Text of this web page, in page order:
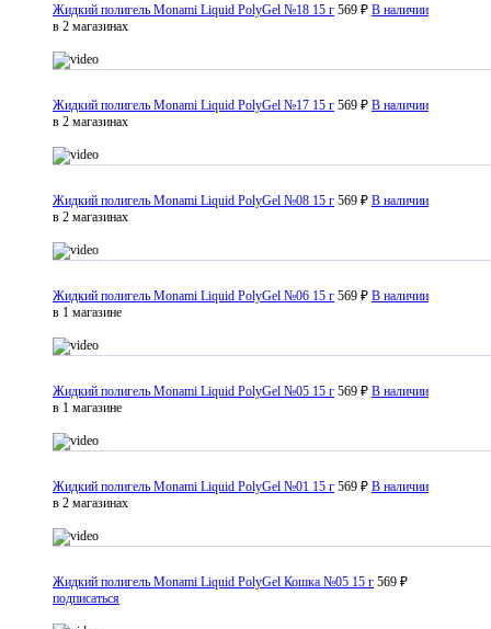
Жидкий полигель Monami Liquid PolyGel №18 15 г 569 ₽ В наличии
в 2 магазинах
Жидкий полигель Monami Liquid PolyGel №17 15 г 569 ₽ В наличии
в 2 магазинах
Жидкий полигель Monami Liquid PolyGel №08 15 г 569 ₽ В наличии
в 2 магазинах
Жидкий полигель Monami Liquid PolyGel №06 15 г 569 ₽ В наличии
в 1 магазине
Жидкий полигель Monami Liquid PolyGel №05 15 г 569 ₽ В наличии
в 1 магазине
Жидкий полигель Monami Liquid PolyGel №01 15 г 569 ₽ В наличии
в 2 магазинах
Жидкий полигель Monami Liquid PolyGel Кошка №05 15 г 569 ₽
подписаться